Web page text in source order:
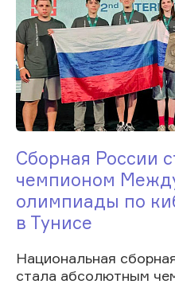
Сборная России
чемпионом
олимпиады по
в Тунисе
Национальная
стала абсолютным